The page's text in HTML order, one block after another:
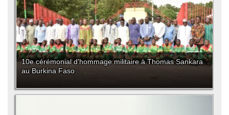
10e cérémonial d'hommage militaire à Thomas Sankara
au Burkina Faso